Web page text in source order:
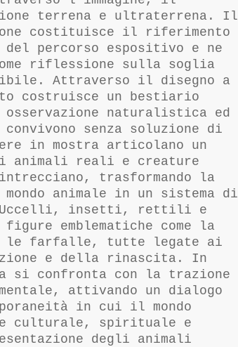
terrena e ultraterrena. Il
costituisce il riferimento
percorso espositivo e ne
riflessione sulla soglia
Attraverso il disegno a
costruisce un bestiario
osservazione naturalistica ed
senza soluzione di
in mostra articolano un
animali reali e creature
trasformando la
animale in un sistema di
Uccelli, insetti, rettili e
emblematiche come la
le farfalle, tutte legate ai
e della rinascita. In
si confronta con la trazione
attivando un dialogo
in cui il mondo
culturale, spirituale e
degli animali